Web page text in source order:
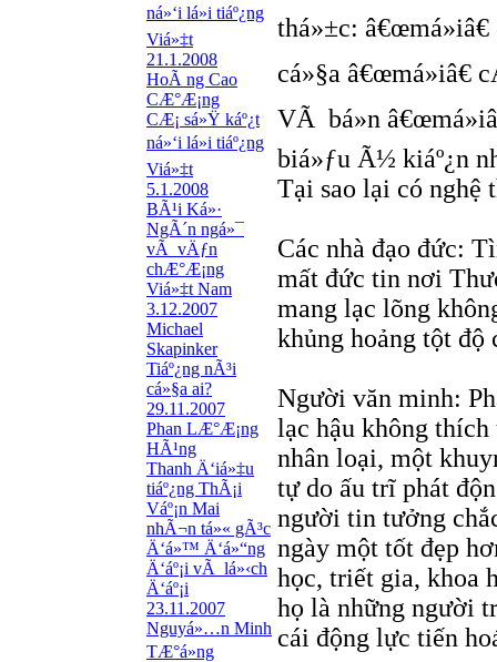
ná»‘i lá»i tiáº¿ng
Viá»‡t
21.1.2008
HoÃ ng Cao
CÆ°Æ¡ng
CÆ¡ sá»Ÿ káº¿t
ná»‘i lá»i tiáº¿ng
Viá»‡t
5.1.2008
BÃ¹i Ká»·
NgÃ´n ngá»¯
vÃ vÄƒn
chÆ°Æ¡ng
Viá»‡t Nam
3.12.2007
Michael
Skapinker
Tiáº¿ng nÃ³i
cá»§a ai?
29.11.2007
Phan LÆ°Æ¡ng
HÃ¹ng
Thanh Ä‘iá»‡u
tiáº¿ng ThÃ¡i
Váº¡n Mai
nhÃ¬n tá»« gÃ³c
Ä‘á»™ Ä‘á»“ng
Ä‘áº¡i vÃ lá»‹ch
Ä‘áº¡i
23.11.2007
Nguyá»…n Minh
TÆ°á»ng
thá»±c:
cá»§a
VÃ bá»n
biá»ƒu Ã½ kiáº¿n
Tại sao lại có nghệ
Các nhà đạo đức:
mất đức tin nơi
mang lạc lõng
khủng hoảng tột độ
Người văn minh:
lạc hậu không
nhân loại, một
tự do ấu trĩ phát
người tin tưởng
ngày một tốt đẹp
học, triết gia, khoa
họ là những người
cái động lực tiến